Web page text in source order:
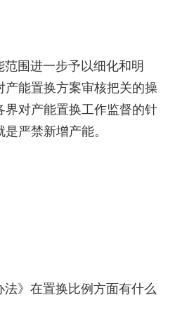
范围进一步予以细化和明
产能置换方案审核把关的操
界对产能置换工作监督的针
严禁新增产能。
法》在置换比例方面有什么